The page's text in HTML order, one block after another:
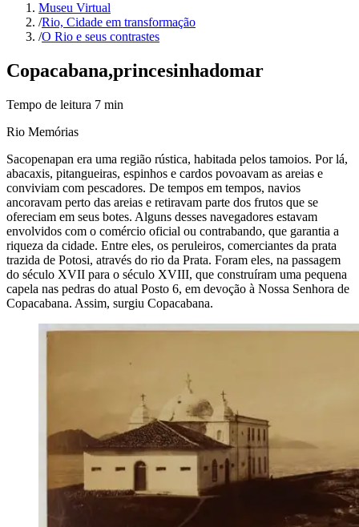
Museu Virtual
/Rio, Cidade em transformação
/O Rio e seus contrastes
Copacabana,princesinhadomar
Tempo de leitura 7 min
Rio Memórias
Sacopenapan era uma região rústica, habitada pelos tamoios. Por lá,
abacaxis, pitangueiras, espinhos e cardos povoavam as areias e
conviviam com pescadores. De tempos em tempos, navios
ancoravam perto das areias e retiravam parte dos frutos que se
ofereciam em seus botes. Alguns desses navegadores estavam
envolvidos com o comércio oficial ou contrabando, que garantia a
riqueza da cidade. Entre eles, os peruleiros, comerciantes da prata
trazida de Potosi, através do rio da Prata. Foram eles, na passagem
do século XVII para o século XVIII, que construíram uma pequena
capela nas pedras do atual Posto 6, em devoção à Nossa Senhora de
Copacabana. Assim, surgiu Copacabana.